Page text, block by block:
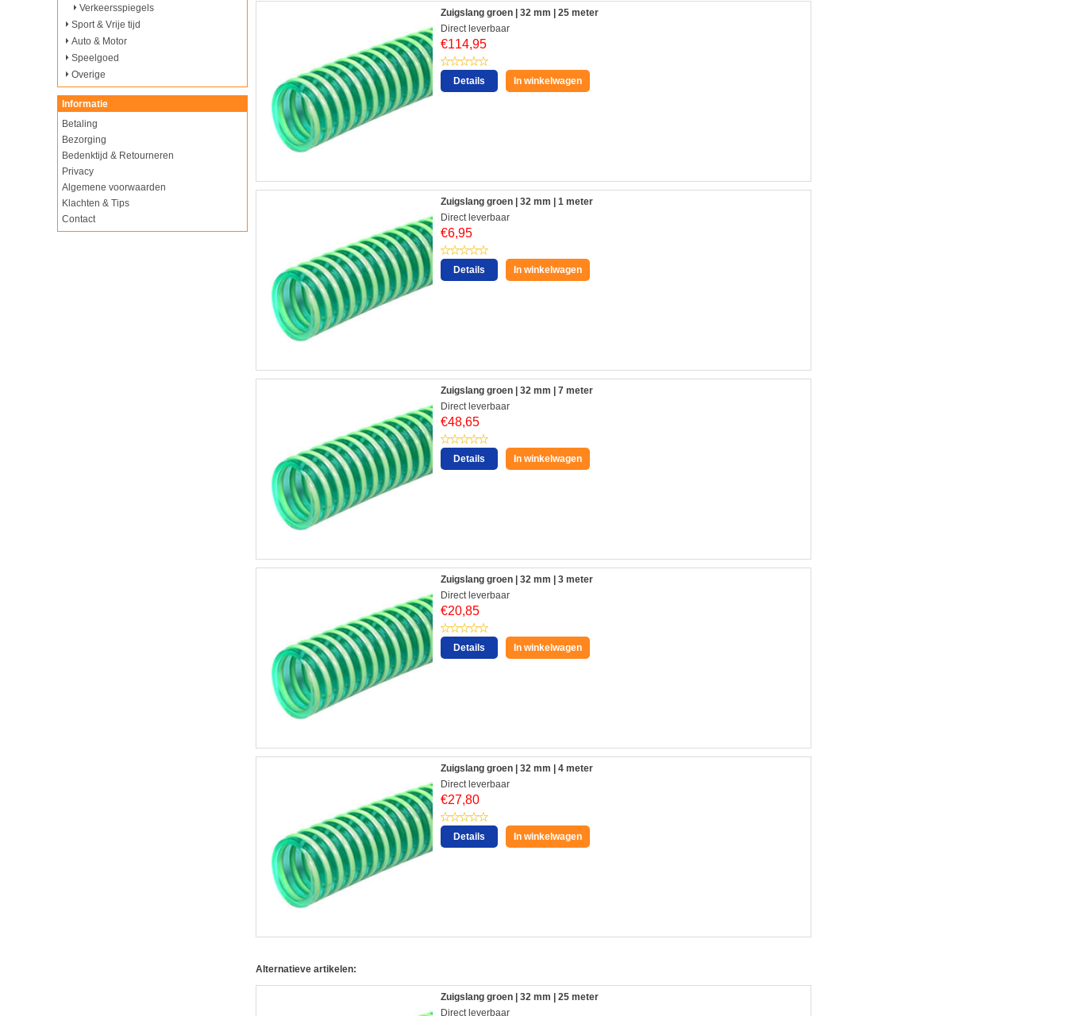
Verkeersspiegels
Sport & Vrije tijd
Auto & Motor
Speelgoed
Overige
Informatie
Betaling
Bezorging
Bedenktijd & Retourneren
Privacy
Algemene voorwaarden
Klachten & Tips
Contact
Zuigslang groen | 32 mm | 25 meter
Direct leverbaar
€114,95
Details In winkelwagen
Zuigslang groen | 32 mm | 1 meter
Direct leverbaar
€6,95
Details In winkelwagen
Zuigslang groen | 32 mm | 7 meter
Direct leverbaar
€48,65
Details In winkelwagen
Zuigslang groen | 32 mm | 3 meter
Direct leverbaar
€20,85
Details In winkelwagen
Zuigslang groen | 32 mm | 4 meter
Direct leverbaar
€27,80
Details In winkelwagen
Alternatieve artikelen:
Zuigslang groen | 32 mm | 25 meter
Direct leverbaar